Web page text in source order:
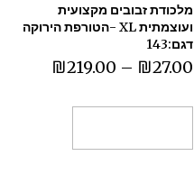
מלכודת זבובים מקצועית
ועוצמתית XL -הטורפת הירוקה
דגם:143
₪27.00
–
₪219.00